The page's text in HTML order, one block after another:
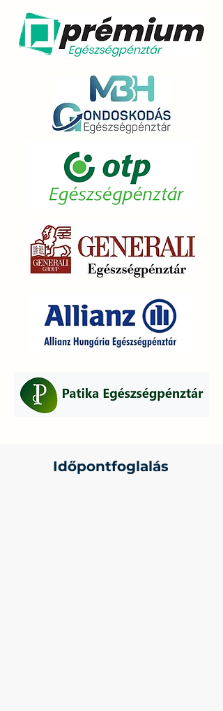
Időpontfoglalás